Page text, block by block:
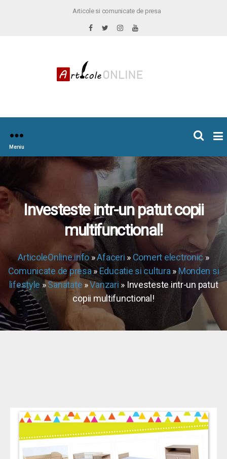
Articole si comunicate de presa
Meniu
Investeste intr-un patut copii
multifunctional!
ArticoleOnline.info »Afaceri » Comert electronic»
Comunicate de presa»Educatie si cultura »Monden si
lifestyle »Sanatate »Vanzari » Investeste intr-un patut
copii multifunctional!